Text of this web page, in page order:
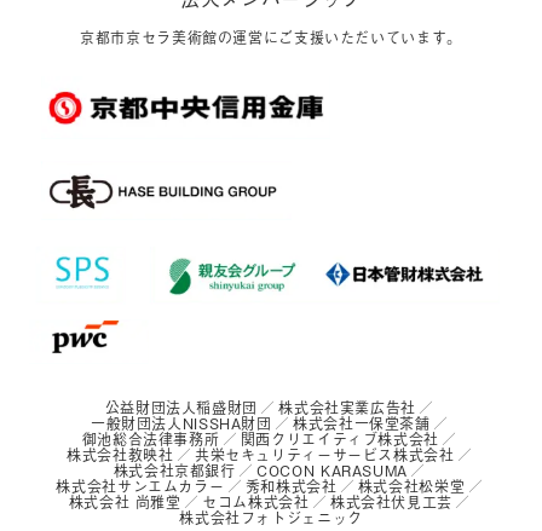
京都市京セラ美術館の運営にご支援いただいています。
公益財団法人稲盛財団 株式会社実業広告社
一般財団法人NISSHA財団 株式会社一保堂茶舗
御池総合法律事務所 関西クリエイティブ株式会社
株式会社教映社 共栄セキュリティーサービス株式会社
株式会社京都銀行 COCON KARASUMA
株式会社サンエムカラー 秀和株式会社 株式会社松栄堂
株式会社 尚雅堂 セコム株式会社 株式会社伏見工芸
株式会社フォトジェニック